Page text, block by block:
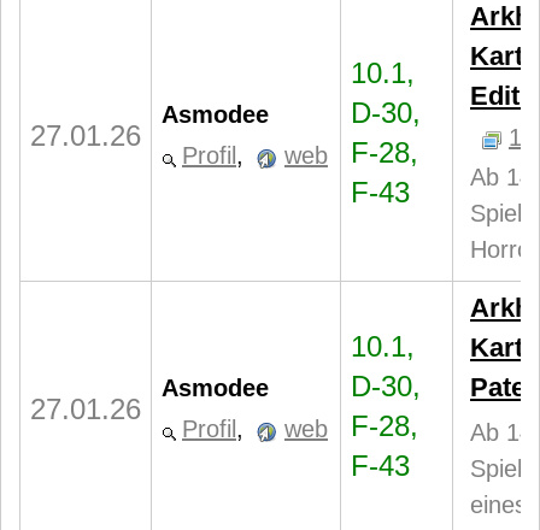
27.01.26
Asmodee
Profil , web
10.1,
D-30,
F-28,
F-43
1
Ab 14
Horror
27.01.26
Asmodee
Profil , web
10.1,
D-30,
F-28,
F-43
Patel
Ab 14
eines